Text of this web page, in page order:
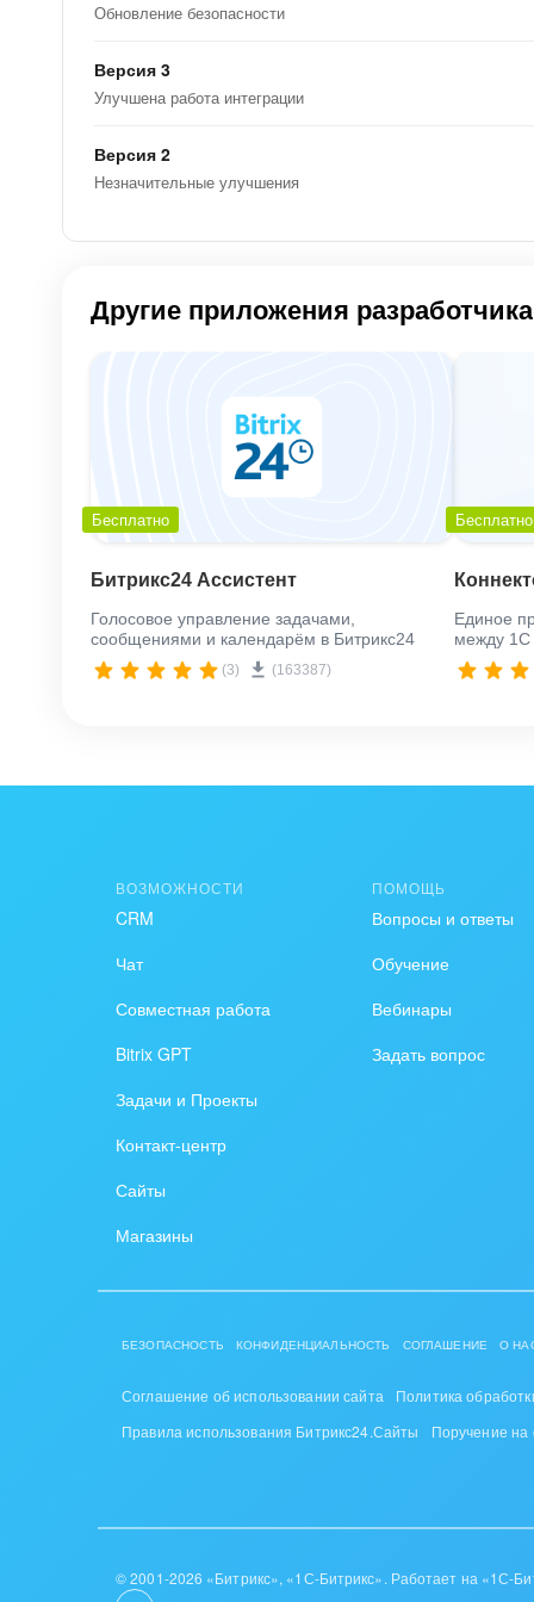
Обновление безопасности
Версия 3
Улучшена работа интеграции
Версия 2
Незначительные улучшения
Другие приложения разработчика
Бесплатно
Битрикс24 Ассистент
Голосовое управление задачами,
сообщениями и календарём в Битрикс24
(3) (163387)
Бесплатно
Единое
между 1С
ВОЗМОЖНОСТИ
CRM
Чат
Совместная работа
Bitrix GPT
Задачи и Проекты
Контакт-центр
Сайты
Магазины
ПОМОЩЬ
Вопросы и ответы
Обучение
Вебинары
Задать вопрос
БЕЗОПАСНОСТЬ КОНФИДЕНЦИАЛЬНОСТЬ СОГЛАШЕНИЕ О
Соглашение об использовании сайта
Политика
Правила использования Битрикс24.Сайты
Поручение на
© 2001-2026 «Битрикс», «1С-Битрикс». Работает на «1С-